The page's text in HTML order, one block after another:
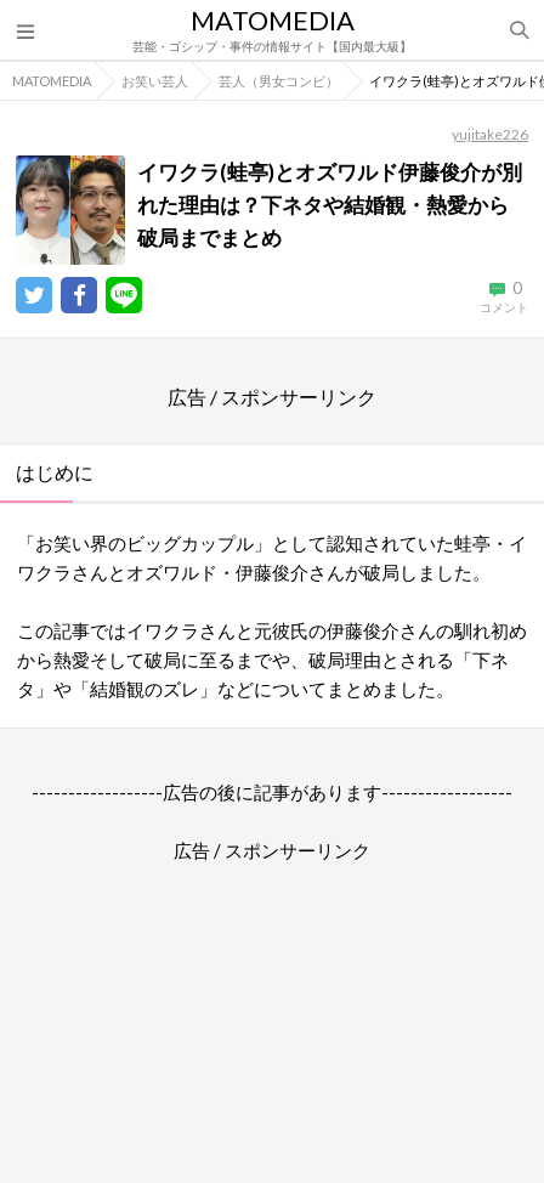
MATOMEDIA
芸能・ゴシップ・事件の情報サイト【国内最大級】
MATOMEDIA お笑い芸人 芸人（男女コンビ） イワクラ(蛙亭)とオズワル
yujitake226
イワクラ(蛙亭)とオズワルド伊藤俊介が別
れた理由は？下ネタや結婚観・熱愛から
破局までまとめ
0
コメント
広告 / スポンサーリンク
はじめに
「お笑い界のビッグカップル」として認知されていた蛙亭・イ
ワクラさんとオズワルド・伊藤俊介さんが破局しました。
この記事ではイワクラさんと元彼氏の伊藤俊介さんの馴れ初め
から熱愛そして破局に至るまでや、破局理由とされる「下ネ
タ」や「結婚観のズレ」などについてまとめました。
------------------広告の後に記事があります------------------
広告 / スポンサーリンク